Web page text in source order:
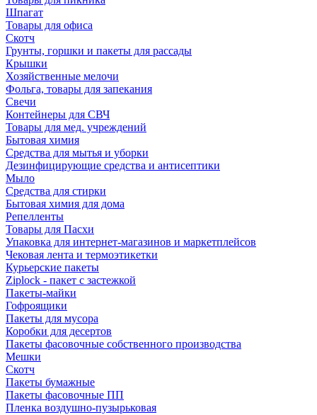
Шпагат
Товары для офиса
Скотч
Грунты, горшки и пакеты для рассады
Крышки
Хозяйственные мелочи
Фольга, товары для запекания
Свечи
Контейнеры для СВЧ
Товары для мед. учреждений
Бытовая химия
Средства для мытья и уборки
Дезинфицирующие средства и антисептики
Мыло
Средства для стирки
Бытовая химия для дома
Репелленты
Товары для Пасхи
Упаковка для интернет-магазинов и маркетплейсов
Чековая лента и термоэтикетки
Курьерские пакеты
Ziplock - пакет с застежкой
Пакеты-майки
Гофроящики
Пакеты для мусора
Коробки для десертов
Пакеты фасовочные собственного производства
Мешки
Скотч
Пакеты бумажные
Пакеты фасовочные ПП
Пленка воздушно-пузырьковая